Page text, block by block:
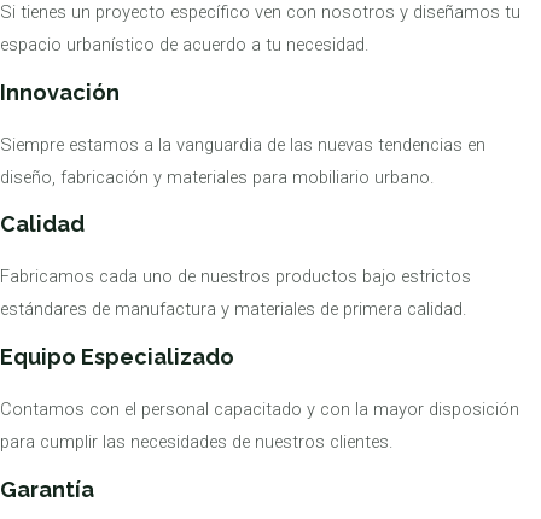
Si tienes un proyecto específico ven con nosotros y diseñamos tu
espacio urbanístico de acuerdo a tu necesidad.
Innovación
Siempre estamos a la vanguardia de las nuevas tendencias en
diseño, fabricación y materiales para mobiliario urbano.
Calidad
Fabricamos cada uno de nuestros productos bajo estrictos
estándares de manufactura y materiales de primera calidad.
Equipo Especializado
Contamos con el personal capacitado y con la mayor disposición
para cumplir las necesidades de nuestros clientes.
Garantía